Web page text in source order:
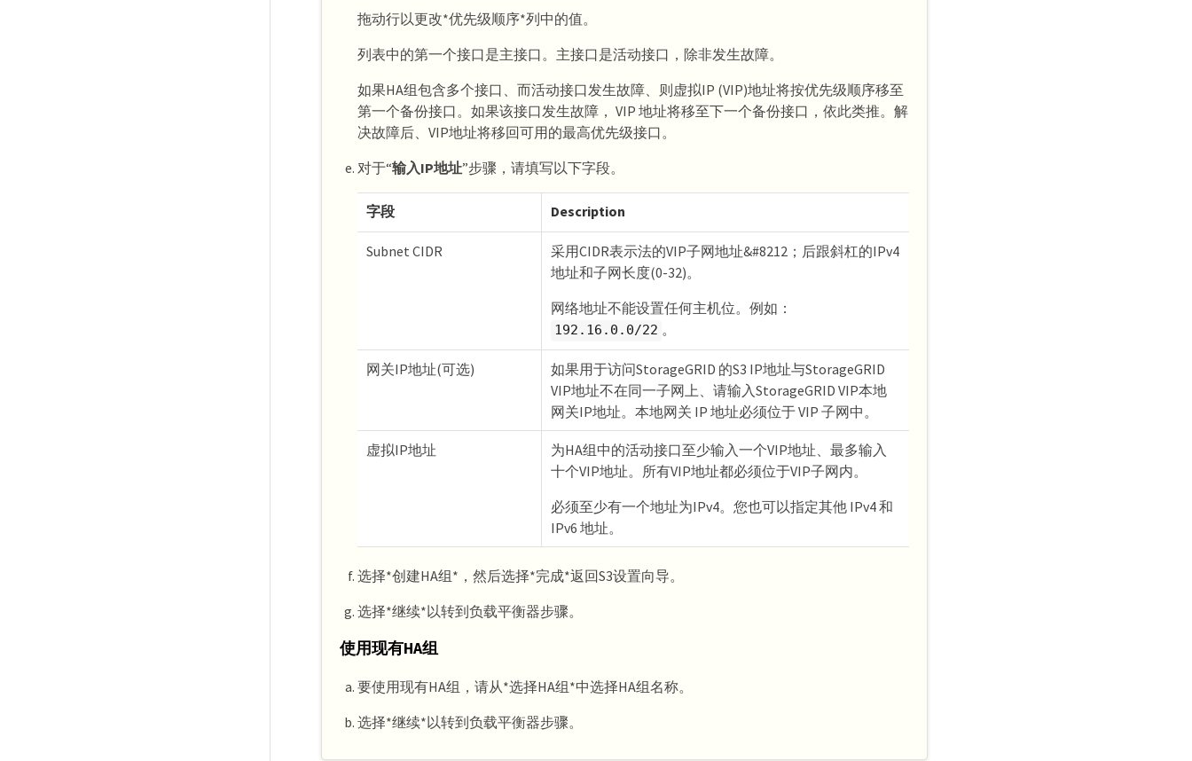
拖动行以更改*优先级顺序*列中的值。
列表中的第一个接口是主接口。主接口是活动接口，除非发生故障。
如果HA组包含多个接口、而活动接口发生故障、则虚拟IP (VIP)地址将按优先级顺序移至
第一个备份接口。如果该接口发生故障， VIP 地址将移至下一个备份接口，依此类推。解
决故障后、VIP地址将移回可用的最高优先级接口。
对于“输入IP地址”步骤，请填写以下字段。
字段 Description
Subnet CIDR
采用CIDR表示法的VIP子网地址&#8212；后跟斜杠的IPv4
地址和子网长度(0-32)。
网络地址不能设置任何主机位。例如：
192.16.0.0/22 。
网关IP地址(可选)
如果用于访问StorageGRID 的S3 IP地址与StorageGRID
VIP地址不在同一子网上、请输入StorageGRID VIP本地
网关IP地址。本地网关 IP 地址必须位于 VIP 子网中。
虚拟IP地址
为HA组中的活动接口至少输入一个VIP地址、最多输入
十个VIP地址。所有VIP地址都必须位于VIP子网内。
必须至少有一个地址为IPv4。您也可以指定其他 IPv4 和
IPv6 地址。
选择*创建HA组*，然后选择*完成*返回S3设置向导。
选择*继续*以转到负载平衡器步骤。
使用现有HA组
要使用现有HA组，请从*选择HA组*中选择HA组名称。
选择*继续*以转到负载平衡器步骤。